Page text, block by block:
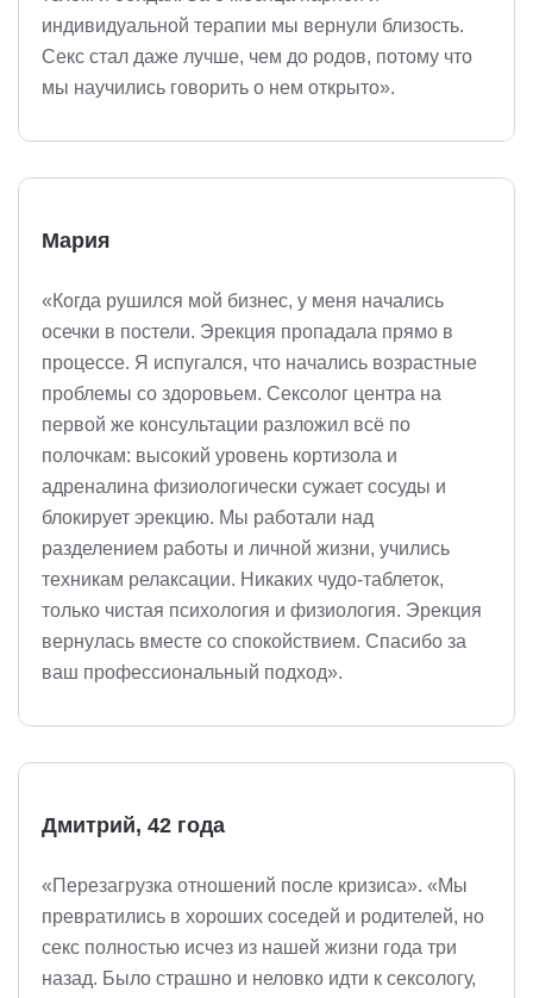
индивидуальной терапии мы вернули близость.
Секс стал даже лучше, чем до родов, потому что
мы научились говорить о нем открыто».
Мария
«Когда рушился мой бизнес, у меня начались
осечки в постели. Эрекция пропадала прямо в
процессе. Я испугался, что начались возрастные
проблемы со здоровьем. Сексолог центра на
первой же консультации разложил всё по
полочкам: высокий уровень кортизола и
адреналина физиологически сужает сосуды и
блокирует эрекцию. Мы работали над
разделением работы и личной жизни, учились
техникам релаксации. Никаких чудо-таблеток,
только чистая психология и физиология. Эрекция
вернулась вместе со спокойствием. Спасибо за
ваш профессиональный подход».
Дмитрий, 42 года
«Перезагрузка отношений после кризиса». «Мы
превратились в хороших соседей и родителей, но
секс полностью исчез из нашей жизни года три
назад. Было страшно и неловко идти к сексологу,